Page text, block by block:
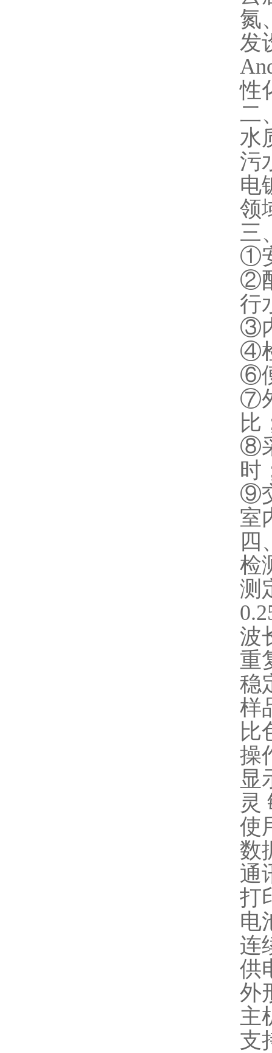
氮
发
性
二
水
污
电
领
三
①
②
行
③
④
⑥
⑦
比
⑧
时
⑨
室
四
检
测
波
重
稳
样
比
操
显
灵
使
数
通
打
电
连
供
外
主
支